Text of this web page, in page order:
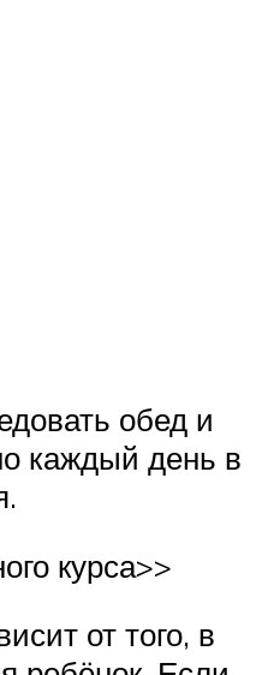
обед и
каждый день в
курса>>
от того, в